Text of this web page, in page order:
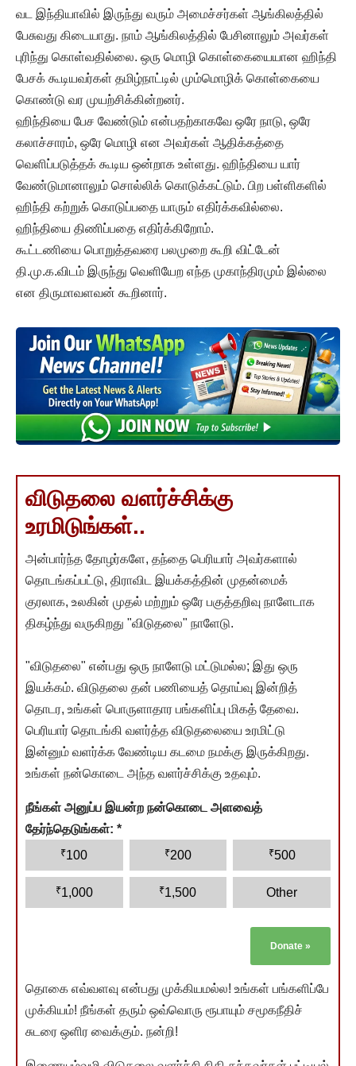
வட இந்தியாவில் இருந்து வரும் அமைச்சர்கள் ஆங்கிலத்தில்
பேசுவது கிடையாது. நாம் ஆங்கிலத்தில் பேசினாலும் அவர்கள்
புரிந்து கொள்வதில்லை. ஒரு மொழி கொள்கையையான ஹிந்தி
பேசக் கூடியவர்கள் தமிழ்நாட்டில் மும்மொழிக் கொள்கையை
கொண்டு வர முயற்சிக்கின்றனர்.
ஹிந்தியை பேச வேண்டும் என்பதற்காகவே ஒரே நாடு, ஒரே
கலாச்சாரம், ஒரே மொழி என அவர்கள் ஆதிக்கத்தை
வெளிப்படுத்தக் கூடிய ஒன்றாக உள்ளது. ஹிந்தியை யார்
வேண்டுமானாலும் சொல்லிக் கொடுக்கட்டும். பிற பள்ளிகளில்
ஹிந்தி கற்றுக் கொடுப்பதை யாரும் எதிர்க்கவில்லை.
ஹிந்தியை திணிப்பதை எதிர்க்கிறோம்.
கூட்டணியை பொறுத்தவரை பலமுறை கூறி விட்டேன்
தி.மு.க.விடம் இருந்து வெளியேற எந்த முகாந்திரமும் இல்லை
என திருமாவளவன் கூறினார்.
விடுதலை வளர்ச்சிக்கு
உரமிடுங்கள்..
அன்பார்ந்த தோழர்களே, தந்தை பெரியார் அவர்களால்
தொடங்கப்பட்டு, திராவிட இயக்கத்தின் முதன்மைக்
குரலாக, உலகின் முதல் மற்றும் ஒரே பகுத்தறிவு நாளேடாக
திகழ்ந்து வருகிறது "விடுதலை" நாளேடு.
"விடுதலை" என்பது ஒரு நாளேடு மட்டுமல்ல; இது ஒரு
இயக்கம். விடுதலை தன் பணியைத் தொய்வு இன்றித்
தொடர, உங்கள் பொருளாதார பங்களிப்பு மிகத் தேவை.
பெரியார் தொடங்கி வளர்த்த விடுதலையை உரமிட்டு
இன்னும் வளர்க்க வேண்டிய கடமை நமக்கு இருக்கிறது.
உங்கள் நன்கொடை அந்த வளர்ச்சிக்கு உதவும்.
நீங்கள் அனுப்ப இயன்ற நன்கொடை அளவைத்
தேர்ந்தெடுங்கள்: *
₹100 ₹200 ₹500
₹1,000 ₹1,500 Other
Donate »
தொகை எவ்வளவு என்பது முக்கியமல்ல! உங்கள் பங்களிப்பே
முக்கியம்! நீங்கள் தரும் ஒவ்வொரு ரூபாயும் சமூகநீதிச்
சுடரை ஒளிர வைக்கும். நன்றி!